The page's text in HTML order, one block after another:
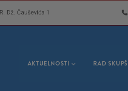
R. Dž. Čauševića 1
NAVIGACIJA
AKTUELNOSTI RAD